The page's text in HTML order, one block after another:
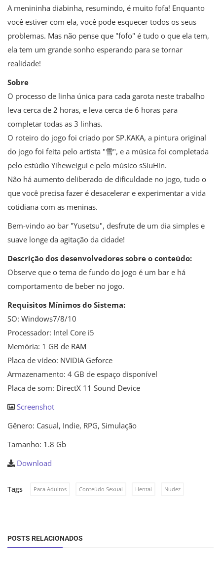
A menininha diabinha, resumindo, é muito fofa! Enquanto
você estiver com ela, você pode esquecer todos os seus
problemas. Mas não pense que "fofo" é tudo o que ela tem,
ela tem um grande sonho esperando para se tornar
realidade!
Sobre
O processo de linha única para cada garota neste trabalho
leva cerca de 2 horas, e leva cerca de 6 horas para
completar todas as 3 linhas.
O roteiro do jogo foi criado por SP.KAKA, a pintura original
do jogo foi feita pelo artista "雪", e a música foi completada
pelo estúdio Yiheweigui e pelo músico sSiuHin.
Não há aumento deliberado de dificuldade no jogo, tudo o
que você precisa fazer é desacelerar e experimentar a vida
cotidiana com as meninas.
Bem-vindo ao bar "Yusetsu", desfrute de um dia simples e
suave longe da agitação da cidade!
Descrição dos desenvolvedores sobre o conteúdo:
Observe que o tema de fundo do jogo é um bar e há
comportamento de beber no jogo.
Requisitos Mínimos do Sistema:
SO: Windows7/8/10
Processador: Intel Core i5
Memória: 1 GB de RAM
Placa de vídeo: NVIDIA Geforce
Armazenamento: 4 GB de espaço disponível
Placa de som: DirectX 11 Sound Device
Screenshot
Gênero: Casual, Indie, RPG, Simulação
Tamanho: 1.8 Gb
Download
Tags Para Adultos Conteúdo Sexual Hentai Nudez
POSTS RELACIONADOS